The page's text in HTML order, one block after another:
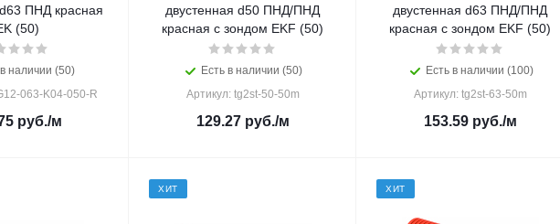
ПНД красная
(50)
наличии (50)
063-K04-050-R
руб./м
двустенная d50 ПНД/ПНД
красная с зондом EKF (50)
Есть в наличии (50)
Артикул: tg2st-50-50m
129.27руб./м
двустенная d63 ПНД/ПНД
красная с зондом EKF (50)
Есть в наличии (100)
Артикул: tg2st-63-50m
153.59руб./м
ХИТ ХИТ